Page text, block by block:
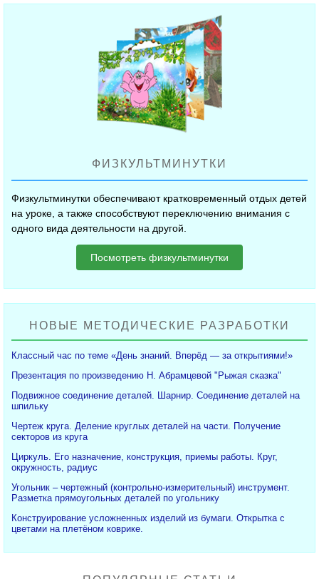
ФИЗКУЛЬТМИНУТКИ
Физкультминутки обеспечивают кратковременный отдых детей
на уроке, а также способствуют переключению внимания с
одного вида деятельности на другой.
Посмотреть физкультминутки
НОВЫЕ МЕТОДИЧЕСКИЕ РАЗРАБОТКИ
Классный час по теме «День знаний. Вперёд — за открытиями!»
Презентация по произведению Н. Абрамцевой "Рыжая сказка"
Подвижное соединение деталей. Шарнир. Соединение деталей на
шпильку
Чертеж круга. Деление круглых деталей на части. Получение
секторов из круга
Циркуль. Его назначение, конструкция, приемы работы. Круг,
окружность, радиус
Угольник – чертежный (контрольно-измерительный) инструмент.
Разметка прямоугольных деталей по угольнику
Конструирование усложненных изделий из бумаги. Открытка с
цветами на плетёном коврике.